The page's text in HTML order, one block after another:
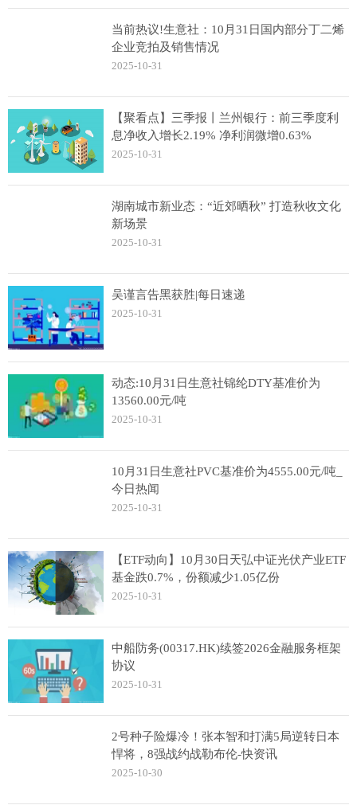
当前热议!生意社：10月31日国内部分丁二烯
企业竞拍及销售情况
2025-10-31
【聚看点】三季报丨兰州银行：前三季度利
息净收入增长2.19% 净利润微增0.63%
2025-10-31
湖南城市新业态：“近郊晒秋” 打造秋收文化
新场景
2025-10-31
吴谨言告黑获胜|每日速递
2025-10-31
动态:10月31日生意社锦纶DTY基准价为
13560.00元/吨
2025-10-31
10月31日生意社PVC基准价为4555.00元/吨_
今日热闻
2025-10-31
【ETF动向】10月30日天弘中证光伏产业ETF
基金跌0.7%，份额减少1.05亿份
2025-10-31
中船防务(00317.HK)续签2026金融服务框架
协议
2025-10-31
2号种子险爆冷！张本智和打满5局逆转日本
悍将，8强战约战勒布伦-快资讯
2025-10-30